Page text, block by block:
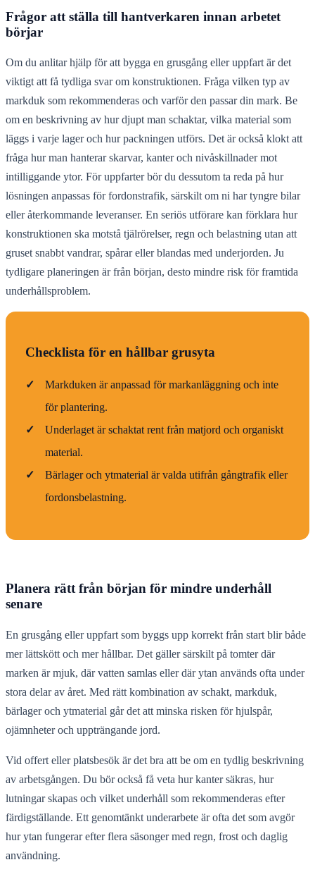
Frågor att ställa till hantverkaren innan arbetet
börjar
Om du anlitar hjälp för att bygga en grusgång eller uppfart är det
viktigt att få tydliga svar om konstruktionen. Fråga vilken typ av
markduk som rekommenderas och varför den passar din mark. Be
om en beskrivning av hur djupt man schaktar, vilka material som
läggs i varje lager och hur packningen utförs. Det är också klokt att
fråga hur man hanterar skarvar, kanter och nivåskillnader mot
intilliggande ytor. För uppfarter bör du dessutom ta reda på hur
lösningen anpassas för fordonstrafik, särskilt om ni har tyngre bilar
eller återkommande leveranser. En seriös utförare kan förklara hur
konstruktionen ska motstå tjälrörelser, regn och belastning utan att
gruset snabbt vandrar, spårar eller blandas med underjorden. Ju
tydligare planeringen är från början, desto mindre risk för framtida
underhållsproblem.
Checklista för en hållbar grusyta
✓
Markduken är anpassad för markanläggning och inte
för plantering.
✓
Underlaget är schaktat rent från matjord och organiskt
material.
✓
Bärlager och ytmaterial är valda utifrån gångtrafik eller
fordonsbelastning.
Planera rätt från början för mindre underhåll
senare
En grusgång eller uppfart som byggs upp korrekt från start blir både
mer lättskött och mer hållbar. Det gäller särskilt på tomter där
marken är mjuk, där vatten samlas eller där ytan används ofta under
stora delar av året. Med rätt kombination av schakt, markduk,
bärlager och ytmaterial går det att minska risken för hjulspår,
ojämnheter och uppträngande jord.
Vid offert eller platsbesök är det bra att be om en tydlig beskrivning
av arbetsgången. Du bör också få veta hur kanter säkras, hur
lutningar skapas och vilket underhåll som rekommenderas efter
färdigställande. Ett genomtänkt underarbete är ofta det som avgör
hur ytan fungerar efter flera säsonger med regn, frost och daglig
användning.